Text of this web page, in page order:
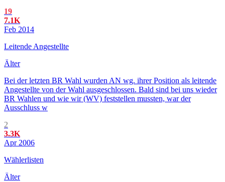
19
7.1K
Feb 2014
Leitende Angestellte
Älter
Bei der letzten BR Wahl wurden AN wg. ihrer Position als leitende
Angestellte von der Wahl ausgeschlossen. Bald sind bei uns wieder
BR Wahlen und wie wir (WV) feststellen mussten, war der
Ausschluss w
2
3.3K
Apr 2006
Wählerlisten
Älter